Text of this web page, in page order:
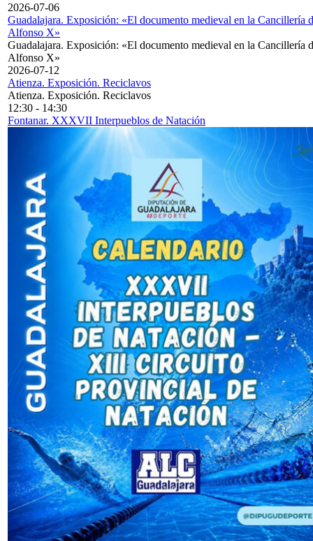
2026-07-06
Guadalajara. Exposición: «El documento medieval en la Cancillería
Alfonso X»
Guadalajara. Exposición: «El documento medieval en la Cancillería
Alfonso X»
2026-07-12
Atienza. Exposición. Reciclavos
Atienza. Exposición. Reciclavos
12:30 - 14:30
Fontanar. XXXVII Interpueblos de Natación